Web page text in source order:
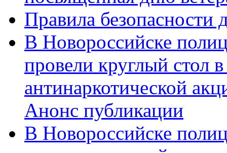
Правила безопасности
В Новороссийске
провели круглый стол
антинаркотической
Анонс публикации
В Новороссийске